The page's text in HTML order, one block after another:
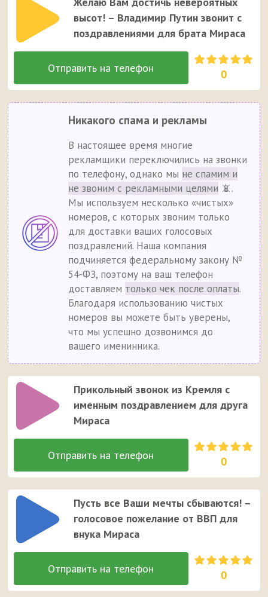
высот! – Владимир Путин звонит с
поздравлениями для брата Мираса
0
Никакого спама и рекламы
В настоящее время многие
рекламщики переключились на звонки
по телефону, однако мы не спамим и
не звоним с рекламными целями 📵.
Мы используем несколько «чистых»
номеров, с которых звоним только
для доставки ваших голосовых
поздравлений. Наша компания
подчиняется федеральному закону №
54-ФЗ, поэтому на ваш телефон
доставляем только чек после оплаты.
Благодаря использованию чистых
номеров вы можете быть уверены,
что мы успешно дозвонимся до
вашего именинника.
Прикольный звонок из Кремля с
именным поздравлением для друга
Мираса
0
Пусть все Ваши мечты сбываются! –
голосовое пожелание от ВВП для
внука Мираса
0